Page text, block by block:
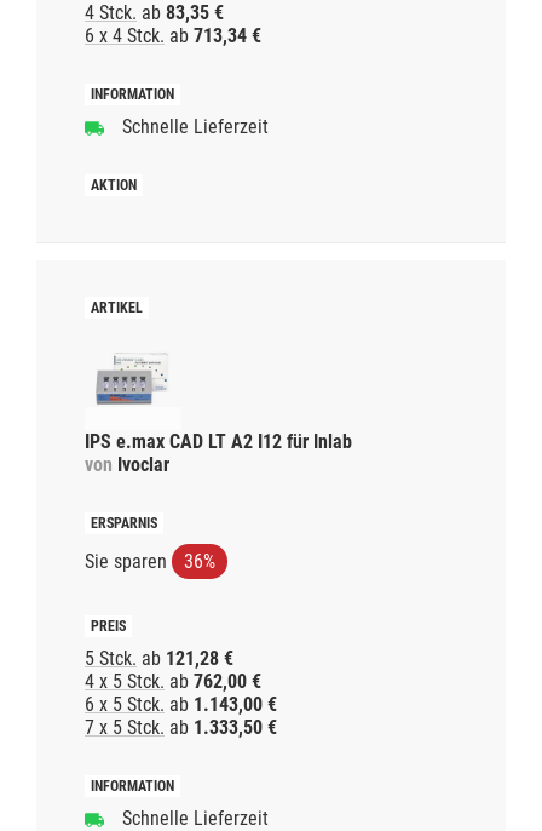
4 Stck. ab 83,35 €
6 x 4 Stck. ab 713,34 €
Schnelle Lieferzeit
IPS e.max CAD LT A2 I12 für Inlab
von Ivoclar
Sie sparen 36%
5 Stck. ab 121,28 €
4 x 5 Stck. ab 762,00 €
6 x 5 Stck. ab 1.143,00 €
7 x 5 Stck. ab 1.333,50 €
Schnelle Lieferzeit